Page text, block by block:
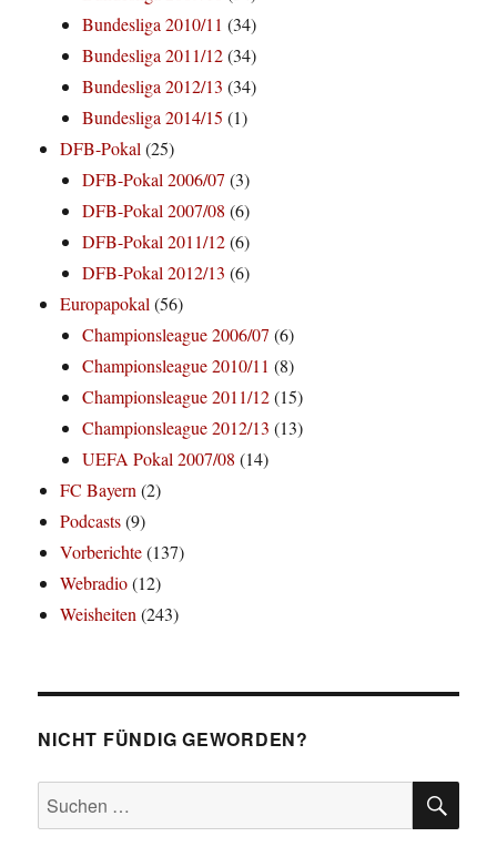
Bundesliga 2010/11 (34)
Bundesliga 2011/12(34)
Bundesliga 2012/13 (34)
Bundesliga 2014/15 (1)
DFB-Pokal(25)
DFB-Pokal 2006/07 (3)
DFB-Pokal 2007/08 (6)
DFB-Pokal 2011/12(6)
DFB-Pokal 2012/13 (6)
Europapokal(56)
Championsleague 2006/07 (6)
Championsleague 2010/11 (8)
Championsleague 2011/12(15)
Championsleague 2012/13 (13)
UEFA Pokal 2007/08 (14)
FC Bayern(2)
Podcasts(9)
Vorberichte(137)
Webradio(12)
Weisheiten(243)
NICHT FÜNDIG GEWORDEN?
Suchen
nach: